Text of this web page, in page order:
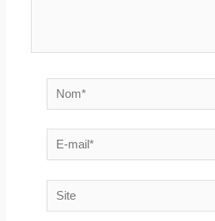
Nom*
E-
mail*
Site